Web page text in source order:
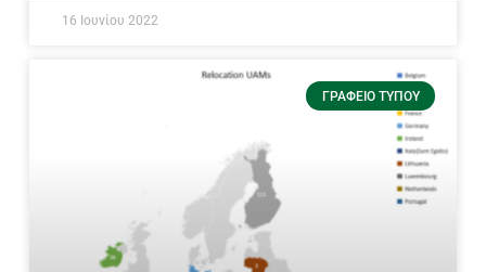
16 Ιουνίου 2022
ΓΡΑΦΕΊΟ ΤΎΠΟΥ